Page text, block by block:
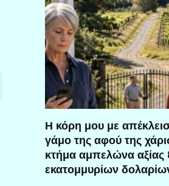
Η κόρη μου με
γάμο της αφού της
κτήμα αμπελώνα αξίας
εκατομμυρίων